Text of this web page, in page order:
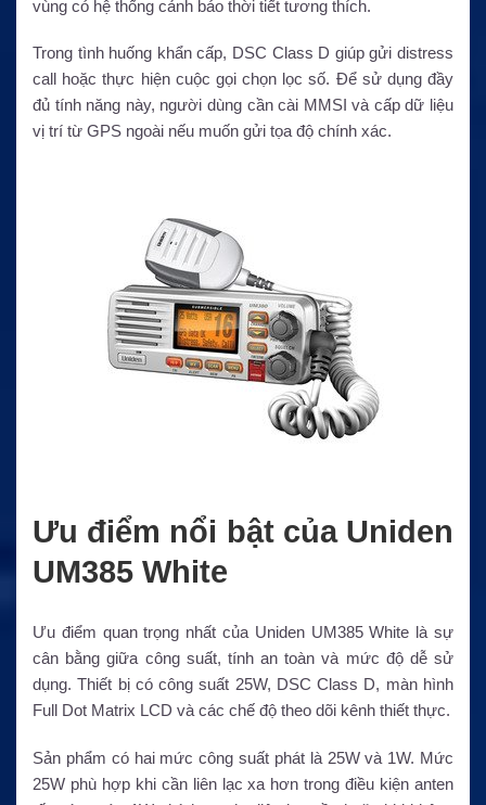
vùng có hệ thống cảnh báo thời tiết tương thích.
Trong tình huống khẩn cấp, DSC Class D giúp gửi distress
call hoặc thực hiện cuộc gọi chọn lọc số. Để sử dụng đầy
đủ tính năng này, người dùng cần cài MMSI và cấp dữ liệu
vị trí từ GPS ngoài nếu muốn gửi tọa độ chính xác.
Ưu điểm nổi bật của Uniden
UM385 White
Ưu điểm quan trọng nhất của Uniden UM385 White là sự
cân bằng giữa công suất, tính an toàn và mức độ dễ sử
dụng. Thiết bị có công suất 25W, DSC Class D, màn hình
Full Dot Matrix LCD và các chế độ theo dõi kênh thiết thực.
Sản phẩm có hai mức công suất phát là 25W và 1W. Mức
25W phù hợp khi cần liên lạc xa hơn trong điều kiện anten